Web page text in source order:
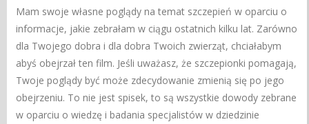
Mam swoje własne poglądy na temat szczepień w oparciu o
informacje, jakie zebrałam w ciągu ostatnich kilku lat. Zarówno
dla Twojego dobra i dla dobra Twoich zwierząt, chciałabym
abyś obejrzał ten film. Jeśli uważasz, że szczepionki pomagają,
Twoje poglądy być może zdecydowanie zmienią się po jego
obejrzeniu. To nie jest spisek, to są wszystkie dowody zebrane
w oparciu o wiedzę i badania specjalistów w dziedzinie